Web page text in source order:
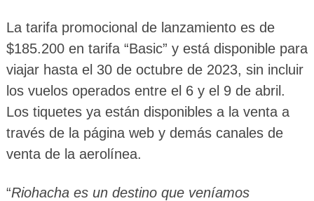
La tarifa promocional de lanzamiento es de
$185.200 en tarifa “Basic” y está disponible para
viajar hasta el 30 de octubre de 2023, sin incluir
los vuelos operados entre el 6 y el 9 de abril.
Los tiquetes ya están disponibles a la venta a
través de la página web y demás canales de
venta de la aerolínea.
“Riohacha es un destino que veníamos